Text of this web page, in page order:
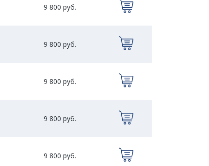
9 800 руб.
9 800 руб.
9 800 руб.
9 800 руб.
9 800 руб.